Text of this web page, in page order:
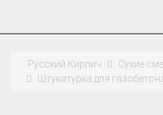
Русский Кирпич Сухие
Штукатурка для